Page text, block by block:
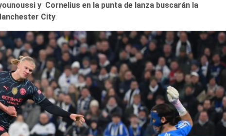
y Cornelius en la punta de lanza buscarán la
City.